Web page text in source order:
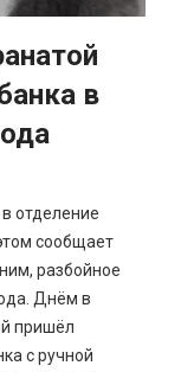
в
отделение
сообщает
разбойное
Днём в
пришёл
с ручной